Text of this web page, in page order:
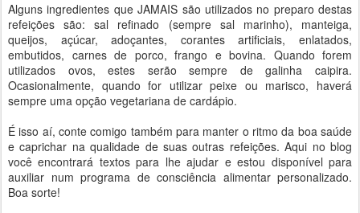
Alguns ingredientes que JAMAIS são utilizados no preparo destas
refeições são: sal refinado (sempre sal marinho), manteiga,
queijos, açúcar, adoçantes, corantes artificiais, enlatados,
embutidos, carnes de porco, frango e bovina. Quando forem
utilizados ovos, estes serão sempre de galinha caipira.
Ocasionalmente, quando for utilizar peixe ou marisco, haverá
sempre uma opção vegetariana de cardápio.
É isso aí, conte comigo também para manter o ritmo da boa saúde
e caprichar na qualidade de suas outras refeições. Aqui no blog
você encontrará textos para lhe ajudar e estou disponível para
auxiliar num programa de consciência alimentar personalizado.
Boa sorte!